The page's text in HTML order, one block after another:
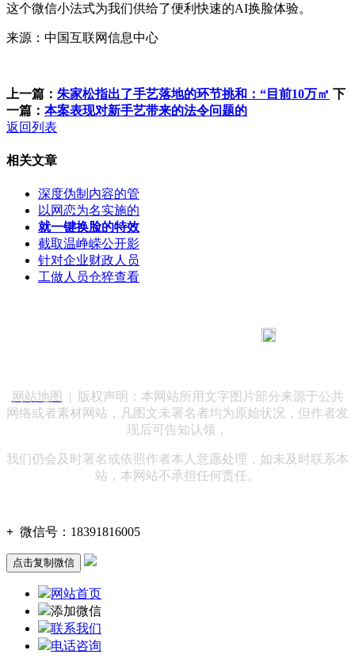
这个微信小法式为我们供给了便利快速的AI换脸体验。
来源：中国互联网信息中心
上一篇： 朱家松指出了手艺落地的环节挑和：“目前10万㎡ 下
一篇： 本案表现对新手艺带来的法令问题的
返回列表
相关文章
深度伪制内容的管
以网恋为名实施的
就一键换脸的特效
截取温峥嵘公开影
针对企业财政人员
工做人员仓猝查看
网站地图
| 版权声明：本网站所用文字图片部分来源于公共
网络或者素材网站，凡图文未署名者均为原始状况，但作者发
现后可告知认领，
我们仍会及时署名或依照作者本人意愿处理，如未及时联系本
站，本网站不承担任何责任。
+ 微信号： 18391816005
点击复制微信
网站首页
添加微信
联系我们
电话咨询